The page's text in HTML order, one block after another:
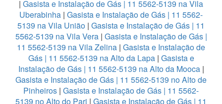
| Gasista e Instalação de Gás | 11 5562-5139 na Vila
Uberabinha | Gasista e Instalação de Gás | 11 5562-
5139 na Vila União | Gasista e Instalação de Gás | 11
5562-5139 na Vila Vera| Gasista e Instalação de Gás |
11 5562-5139 na Vila Zelina | Gasista e Instalação de
Gás | 11 5562-5139 na Alto da Lapa| Gasista e
Instalação de Gás | 11 5562-5139 na Alto da Mooca|
Gasista e Instalação de Gás | 11 5562-5139 no Alto de
Pinheiros | Gasista e Instalação de Gás | 11 5562-
5139 no Alto do Pari | Gasista e Instalação de Gás | 11